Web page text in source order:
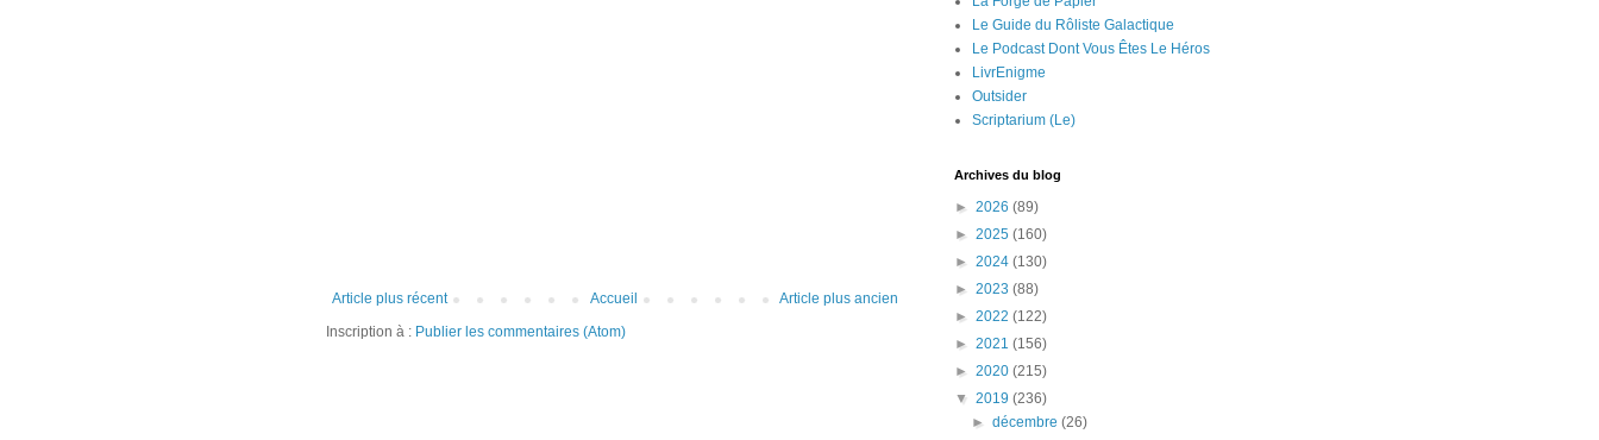
Article plus récent Article plus ancien
Accueil
Inscription à : Publier les commentaires (Atom)
Le Guide du Rôliste Galactique
Le Podcast Dont Vous Êtes Le Héros
LivrEnigme
Outsider
Scriptarium (Le)
Archives du blog
► 2026 (89)
► 2025 (160)
► 2024 (130)
► 2023 (88)
► 2022 (122)
► 2021 (156)
► 2020 (215)
▼ 2019 (236)
►décembre(26)